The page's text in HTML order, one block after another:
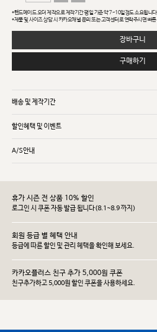
*핸드메이드 오더 제작으로 제작기간 평일 기준 약 7~10일정도 소요됩니
*제품 및 사이즈 상담 시 카카오채널 문의 또는 고객센터로 연락주시면 빠
장바구니
구매하기
배송 및 제작기간
할인혜택 및 이벤트
A/S안내
휴가 시즌 전 상품 10% 할인
로그인 시 쿠폰 자동 발급 됩니다(8.1~8.9 까지)
회원 등급 별 혜택 안내
등급에 따른 할인 및 관리 헤택을 확인해 보세요.
카카오플러스 친구 추가 5,000원 쿠폰
친구추가하고 5,000원 할인 쿠폰을 사용하세요.